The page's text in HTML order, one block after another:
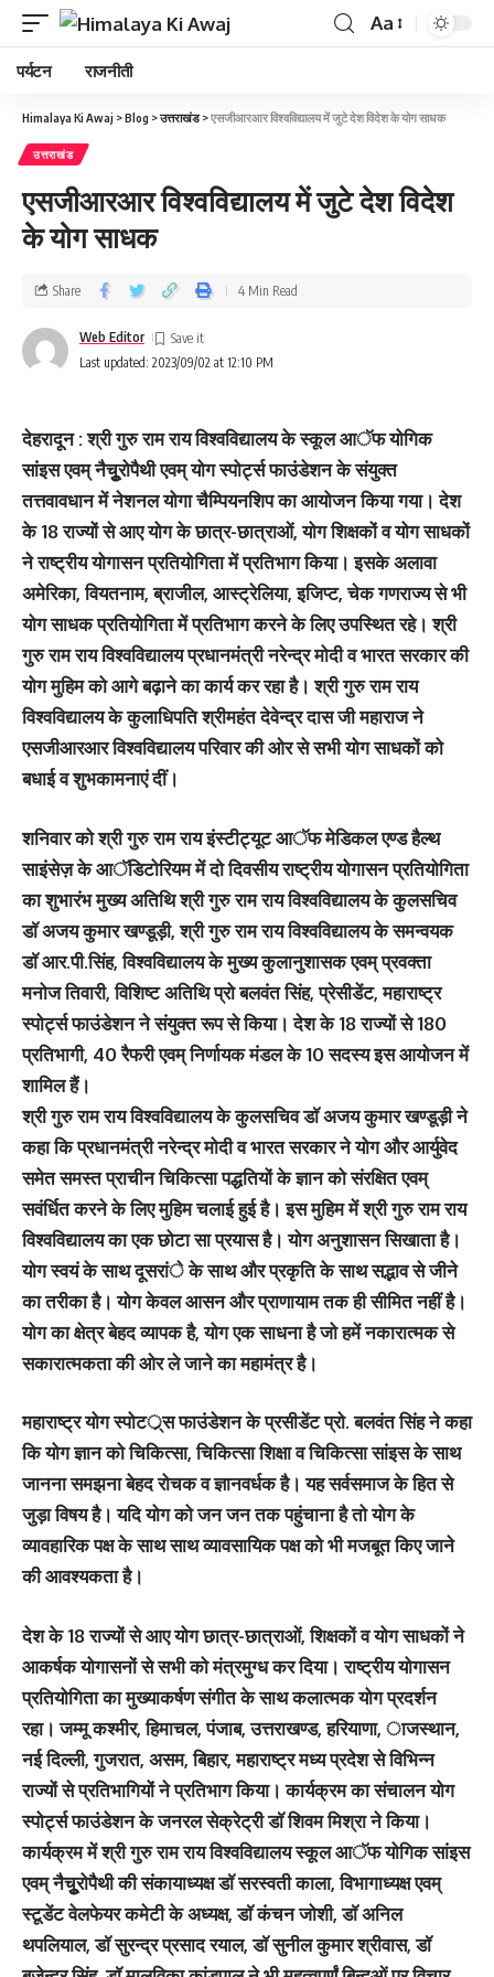
Aa
पर्यटन राजनीती
Himalaya Ki Awaj >Blog >उत्तराखंड>एसजीआरआर विश्वविद्यालय में जुटे देश विदेश के योग साधक
उत्तराखंड
एसजीआरआर विश्वविद्यालय में जुटे देश विदेश
के योग साधक
Last updated: 2023/09/02 at 12:10 PM
Web Editor
Share 4 Min Read
देहरादून : श्री गुरु राम राय विश्वविद्यालय के स्कूल आॅफ योगिक
सांइस एवम् नैचूुरोपैथी एवम् योग स्पोर्ट्स फाउंडेशन के संयुक्त
तत्तवावधान में नेशनल योगा चैम्पियनशिप का आयोजन किया गया। देश
के 18 राज्यों से आए योग के छात्र-छात्राओं, योग शिक्षकों व योग साधकों
ने राष्ट्रीय योगासन प्रतियोगिता में प्रतिभाग किया। इसके अलावा
अमेरिका, वियतनाम, ब्राजील, आस्ट्रेलिया, इजिप्ट, चेक गणराज्य से भी
योग साधक प्रतियोगिता में प्रतिभाग करने के लिए उपस्थित रहे। श्री
गुरु राम राय विश्वविद्यालय प्रधानमंत्री नरेन्द्र मोदी व भारत सरकार की
योग मुहिम को आगे बढ़ाने का कार्य कर रहा है। श्री गुरु राम राय
विश्वविद्यालय के कुलाधिपति श्रीमहंत देवेन्द्र दास जी महाराज ने
एसजीआरआर विश्वविद्यालय परिवार की ओर से सभी योग साधकों को
बधाई व शुभकामनाएं दीं।
शनिवार को श्री गुरु राम राय इंस्टीट्यूट आॅफ मेडिकल एण्ड हैल्थ
साइंसेज़ के आॅडिटोरियम में दो दिवसीय राष्ट्रीय योगासन प्रतियोगिता
का शुभारंभ मुख्य अतिथि श्री गुरु राम राय विश्वविद्यालय के कुलसचिव
डाॅ अजय कुमार खण्डूड़ी, श्री गुरु राम राय विश्वविद्यालय के समन्वयक
डाॅ आर.पी.सिंह, विश्वविद्यालय के मुख्य कुलानुशासक एवम् प्रवक्ता
मनोज तिवारी, विशिष्ट अतिथि प्रो बलवंत सिंह, प्रेसीडेंट, महाराष्ट्र
स्पोर्ट्स फाउंडेशन ने संयुक्त रूप से किया। देश के 18 राज्यों से 180
प्रतिभागी, 40 रैफरी एवम् निर्णायक मंडल के 10 सदस्य इस आयोजन में
शामिल हैं।
श्री गुरु राम राय विश्वविद्यालय के कुलसचिव डाॅ अजय कुमार खण्डूड़ी ने
कहा कि प्रधानमंत्री नरेन्द्र मोदी व भारत सरकार ने योग और आर्युवेद
समेत समस्त प्राचीन चिकित्सा पद्धतियों के ज्ञान को संरक्षित एवम्
सवंर्धित करने के लिए मुहिम चलाई हुई है। इस मुहिम में श्री गुरु राम राय
विश्वविद्यालय का एक छोटा सा प्रयास है। योग अनुशासन सिखाता है।
योग स्वयं के साथ दूसरांे के साथ और प्रकृति के साथ सद्भाव से जीने
का तरीका है। योग केवल आसन और प्राणायाम तक ही सीमित नहीं है।
योग का क्षेत्र बेहद व्यापक है, योग एक साधना है जो हमें नकारात्मक से
सकारात्मकता की ओर ले जाने का महामंत्र है।
महाराष्ट्र योग स्पोटर््स फाउंडेशन के प्रसीडेंट प्रो. बलवंत सिंह ने कहा
कि योग ज्ञान को चिकित्सा, चिकित्सा शिक्षा व चिकित्सा सांइस के साथ
जानना समझना बेहद रोचक व ज्ञानवर्धक है। यह सर्वसमाज के हित से
जुड़ा विषय है। यदि योग को जन जन तक पहुंचाना है तो योग के
व्यावहारिक पक्ष के साथ साथ व्यावसायिक पक्ष को भी मजबूत किए जाने
की आवश्यकता है।
देश के 18 राज्यों से आए योग छात्र-छात्राओं, शिक्षकों व योग साधकों ने
आकर्षक योगासनों से सभी को मंत्रमुग्ध कर दिया। राष्ट्रीय योगासन
प्रतियोगिता का मुख्याकर्षण संगीत के साथ कलात्मक योग प्रदर्शन
रहा। जम्मू कश्मीर, हिमाचल, पंजाब, उत्तराखण्ड, हरियाणा, ाजस्थान,
नई दिल्ली, गुजरात, असम, बिहार, महाराष्ट्र मध्य प्रदेश से विभिन्न
राज्यों से प्रतिभागियों ने प्रतिभाग किया। कार्यक्रम का संचालन योग
स्पोर्ट्स फाउंडेशन के जनरल सेक्रेट्री डाॅ शिवम मिश्रा ने किया।
कार्यक्रम में श्री गुरु राम राय विश्वविद्यालय स्कूल आॅफ योगिक सांइस
एवम् नैचूुरोपैथी की संकायाध्यक्ष डाॅ सरस्वती काला, विभागाध्यक्ष एवम्
स्टूडेंट वेलफेयर कमेटी के अध्यक्ष, डाॅ कंचन जोशी, डाॅ अनिल
थपलियाल, डाॅ सुरन्द्र प्रसाद रयाल, डाॅ सुनील कुमार श्रीवास, डाॅ